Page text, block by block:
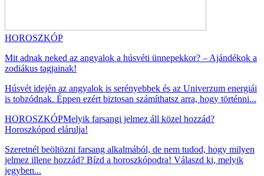
HOROSZKÓP
Mit adnak neked az angyalok a húsvéti ünnepekkor? – Ajándékok a
zodiákus tagjainak!
Húsvét idején az angyalok is serényebbek és az Univerzum energiái
is tobzódnak. Éppen ezért biztosan számíthatsz arra, hogy történni...
HOROSZKÓPMelyik farsangi jelmez áll közel hozzád?
Horoszkópod elárulja!
Szeretnél beöltözni farsang alkalmából, de nem tudod, hogy milyen
jelmez illene hozzád? Bízd a horoszkópodra! Válaszd ki, melyik
jegyben...